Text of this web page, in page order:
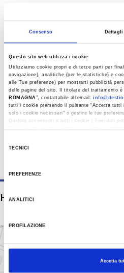
Consenso Dettagli
Questo sito web utilizza i cookie
Utilizziamo cookie propri e di terze parti per
navigazione), analitiche (per le statistiche) e
alle Tue preferenze) per mostrarti pubblicità
delle pagine del sito. Il titolare del trattamento è
ROMAGNA”, contattabile all'email:
tutti i cookie premendo il pulsante “Accetta tutti
solo i cookie necessari" o gestire le tue
Qualora acconsenti a tutti i cookie i Tuoi dati
TECNICI
PREFERENZE
ANALITICI
PROFILAZIONE
Accetta
Juni 2026
1
2 3 4 5 6
8
9 10 11 12 13
15
16 17 18 19 20
22
23 24 25 26 27
HOW TO GET
−